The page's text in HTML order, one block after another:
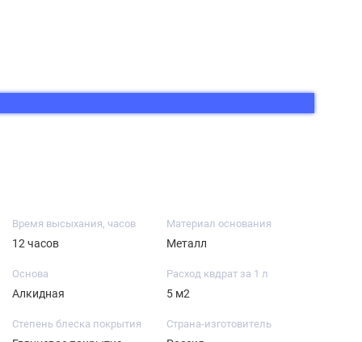
Время высыхания, часов
12 часов
Материал основания
Металл
Основа
Алкидная
Расход квдрат за 1 л
5 м2
Степень блеска покрытия Страна-изготовитель